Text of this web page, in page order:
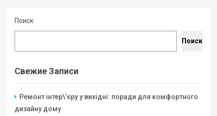
Поиск
Поиск
Свежие Записи
Ремонт інтер\’єру у вихідні: поради для комфортного
дизайну дому